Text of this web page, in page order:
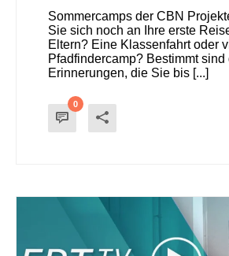
Sommercamps der CBN
Sie sich noch an Ihre erste
Eltern? Eine Klassenfahrt oder
Pfadfindercamp? Bestimmt sind
Erinnerungen, die Sie bis [...]
0